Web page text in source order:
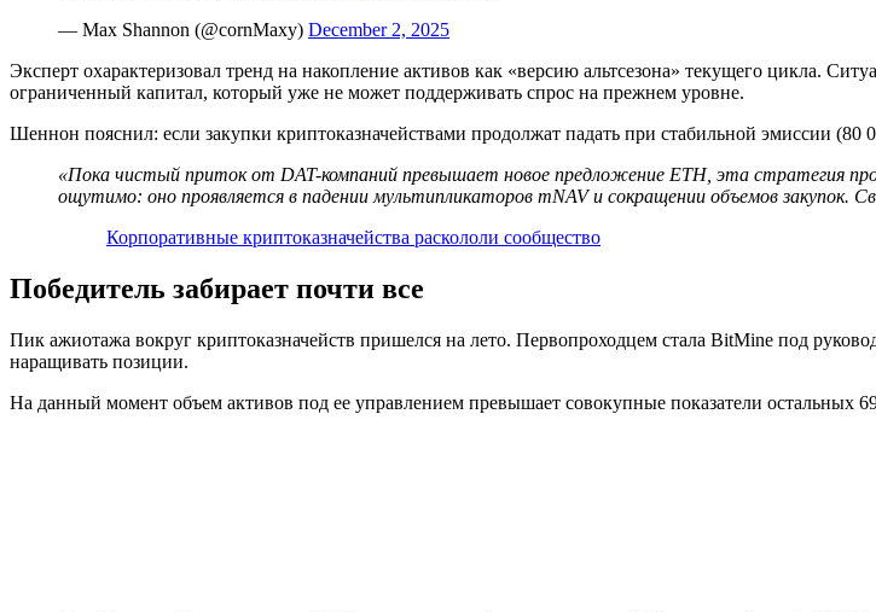
— Max Shannon (@cornMaxy) December 2, 2025
Эксперт охарактеризовал тренд на накопление активов как «версию альтсезона» текущего цикла.
ограниченный капитал, который уже не может поддерживать спрос на прежнем уровне.
Шеннон пояснил: если закупки криптоказначействами продолжат падать при стабильной эмиссии (80
«Пока чистый приток от DAT-компаний превышает новое предложение ETH, эта стратегия
ощутимо: оно проявляется в падении мультипликаторов mNAVи сокращении объемов закупок.
Корпоративные криптоказначейства раскололи сообщество
Победитель забирает почти все
Пик ажиотажа вокруг криптоказначейств пришелся на лето. Первопроходцем стала BitMine под
наращивать позиции.
На данный момент объем активов под ее управлением превышает совокупные показатели остальных